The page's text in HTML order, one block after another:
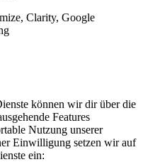
Clarity, Google
können wir dir über die
Features
Nutzung unserer
Einwilligung setzen wir auf
ein: